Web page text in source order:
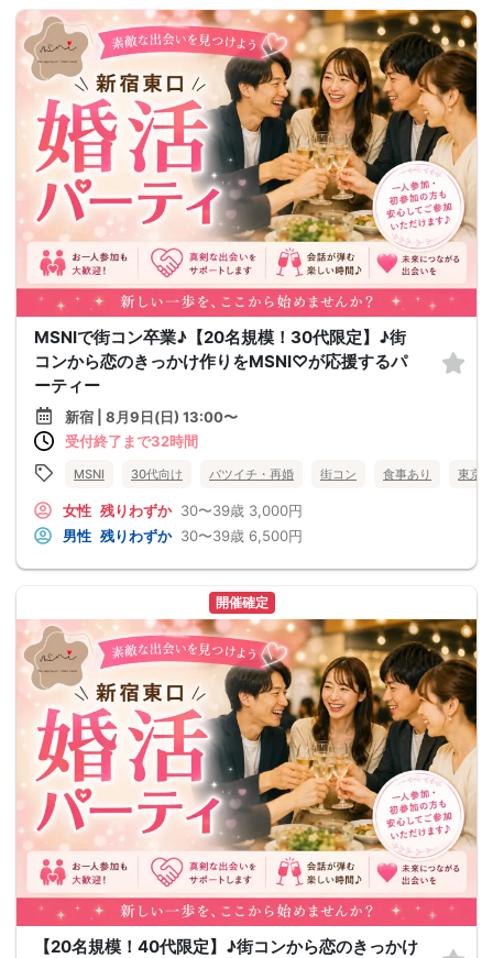
MSNIで街コン卒業♪【20名規模！30代限定】♪街
コンから恋のきっかけ作りをMSNI♡が応援するパ
ーティー
新宿 | 8月9日(日) 13:00〜
受付終了まで32時間
MSNI 30代向け バツイチ・再婚 街コン 食事あり 東京都
女性 残りわずか 30〜39歳 3,000円
男性 残りわずか 30〜39歳 6,500円
開催確定
【20名規模！40代限定】♪街コンから恋のきっかけ